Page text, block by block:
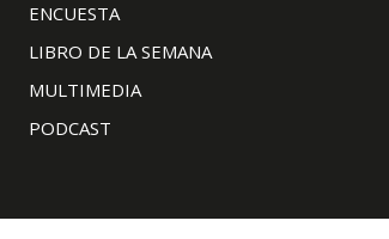
ENCUESTA
LIBRO DE LA SEMANA
MULTIMEDIA
PODCAST